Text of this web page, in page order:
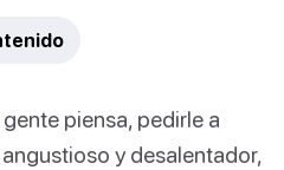
piensa, pedirle a
y desalentador,